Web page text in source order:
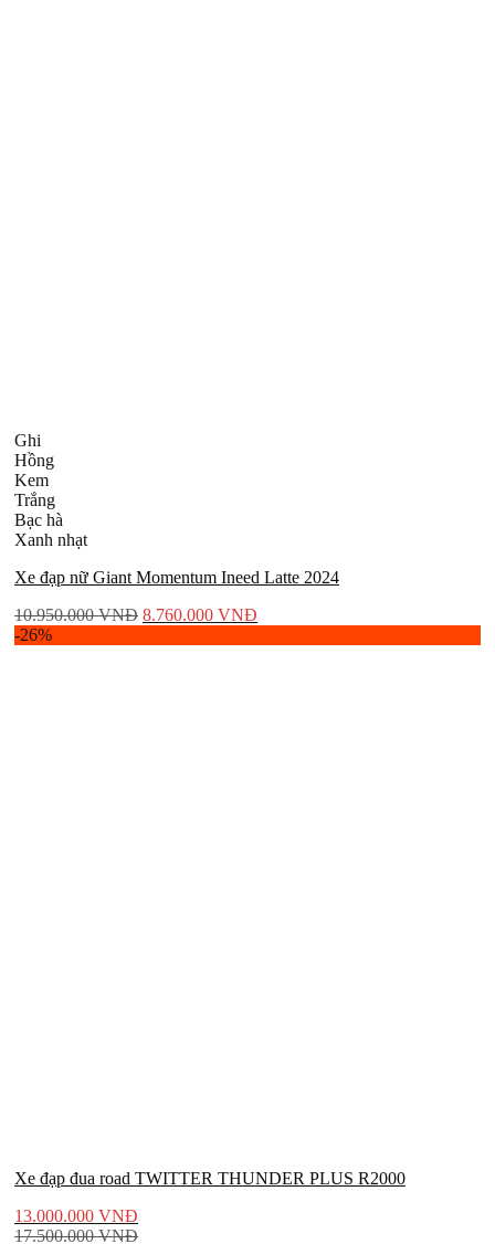
Ghi
Hồng
Kem
Trắng
Bạc hà
Xanh nhạt
Xe đạp nữ Giant Momentum Ineed Latte 2024
10.950.000VNĐ 8.760.000 VNĐ
-26%
Xe đạp đua road TWITTER THUNDER PLUS R2000
13.000.000 VNĐ
17.500.000VNĐ